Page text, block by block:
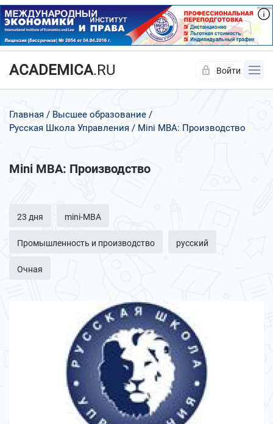
ACADEMICA.RU Войти
Главная
Высшее образование
Русская Школа Управления
Mini MBA: Производство
Mini MBA: Производство
23 дня mini-MBA
Промышленность и производство русский
Очная
Да Нет